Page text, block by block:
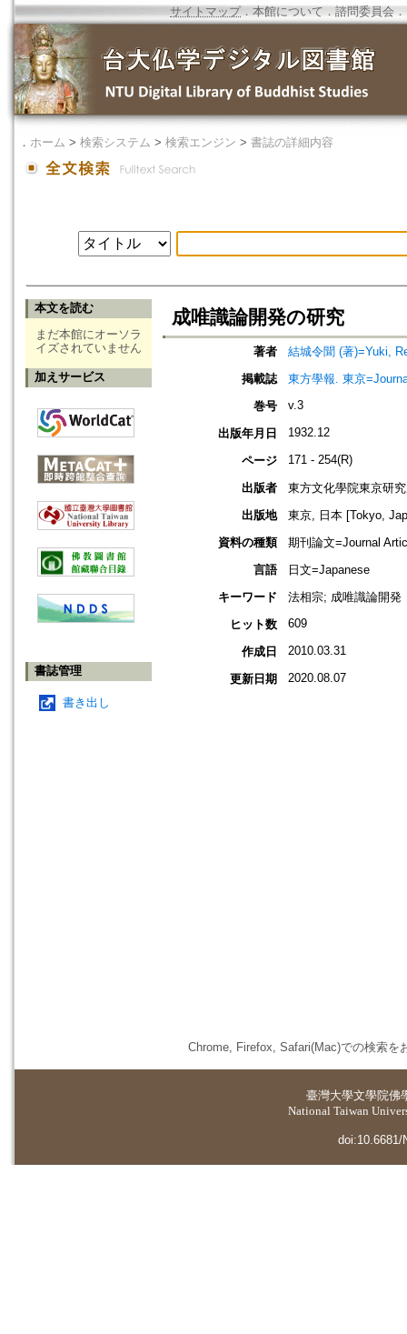
サイトマップ．本館について ． 諮問委員会 ．
． ホーム > 検索システム > 検索エンジン > 書誌の詳細内容
本文を読む
まだ本館にオーソラ
イズされていません
加えサービス
書誌管理
書き出し
成唯識論開発の研究
著者
結城令聞 (著)=Yuki,
掲載誌
東方學報. 東京
巻号
v.3
出版年月日 1932.12
ページ 171 - 254(R)
出版者
東方文化學院東京研
出版地
東京, 日本 [Tokyo,
資料の種類
期刊論文=Journal
言語
日文=Japanese
キーワード
法相宗; 成唯識論開発
ヒット数
609
作成日 2010.03.31
更新日期 2020.08.07
Chrome, Firefox, Safari(Mac)での検索を
臺灣大學文學院佛
National Taiwan
doi:10.6681/